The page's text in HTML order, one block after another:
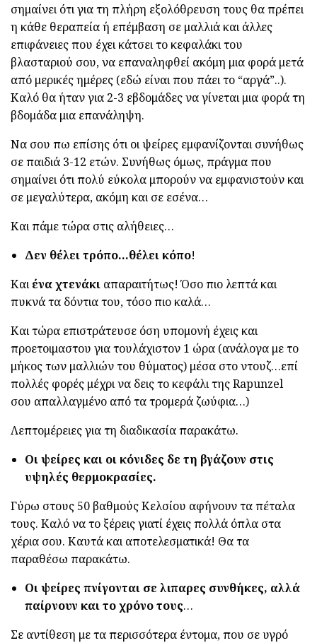
σημαίνει ότι για τη πλήρη εξολόθρευση τους θα πρέπει
η κάθε θεραπεία ή επέμβαση σε μαλλιά και άλλες
επιφάνειες που έχει κάτσει το κεφαλάκι του
βλασταριού σου, να επαναληφθεί ακόμη μια φορά μετά
από μερικές ημέρες (εδώ είναι που πάει το “αργά”..).
Καλό θα ήταν για 2-3 εβδομάδες να γίνεται μια φορά τη
βδομάδα μια επανάληψη.
Να σου πω επίσης ότι οι ψείρες εμφανίζονται συνήθως
σε παιδιά 3-12 ετών. Συνήθως όμως, πράγμα που
σημαίνει ότι πολύ εύκολα μπορούν να εμφανιστούν και
σε μεγαλύτερα, ακόμη και σε εσένα…
Και πάμε τώρα στις αλήθειες…
Δεν θέλει τρόπο…θέλει κόπο!
Καιένα χτενάκι απαραιτήτως! Όσο πιο λεπτά και
πυκνά τα δόντια του, τόσο πιο καλά…
Και τώρα επιστράτευσε όση υπομονή έχεις και
προετοιμαστου για τουλάχιστον 1 ώρα (ανάλογα με το
μήκος των μαλλιών του θύματος) μέσα στο ντουζ…επί
πολλές φορές μέχρι να δεις το κεφάλι της Rapunzel
σου απαλλαγμένο από τα τρομερά ζωύφια…)
Λεπτομέρειες για τη διαδικασία παρακάτω.
Οι ψείρες και οι κόνιδες δε τη βγάζουν στις
υψηλές θερμοκρασίες.
Γύρω στους 50 βαθμούς Κελσίου αφήνουν τα πέταλα
τους. Καλό να το ξέρεις γιατί έχεις πολλά όπλα στα
χέρια σου. Καυτά και αποτελεσματικά! Θα τα
παραθέσω παρακάτω.
Οι ψείρες πνίγονται σε λιπαρες συνθήκες, αλλά
παίρνουν και το χρόνο τους…
Σε αντίθεση με τα περισσότερα έντομα, που σε υγρό